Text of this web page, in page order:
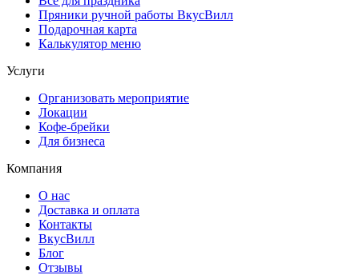
Пряники ручной работы ВкусВилл
Подарочная карта
Калькулятор меню
Услуги
Организовать мероприятие
Локации
Кофе-брейки
Для бизнеса
Компания
О нас
Доставка и оплата
Контакты
ВкусВилл
Блог
Отзывы